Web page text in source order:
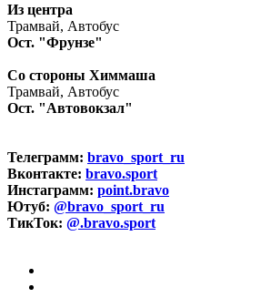
Из центра
Трамвай, Автобус
Ост. "Фрунзе"
Со стороны Химмаша
Трамвай, Автобус
Ост. "Автовокзал"
Телеграмм: bravo_sport_ru
Вконтакте: bravo.sport
Инстаграмм: point.bravo
Ютуб: @bravo_sport_ru
ТикТок: @.bravo.sport